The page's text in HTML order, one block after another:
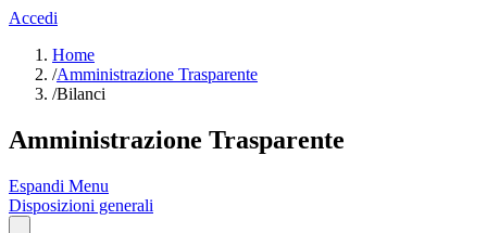
Accedi
Home
/Amministrazione Trasparente
/Bilanci
Amministrazione Trasparente
Espandi Menu
Disposizioni generali